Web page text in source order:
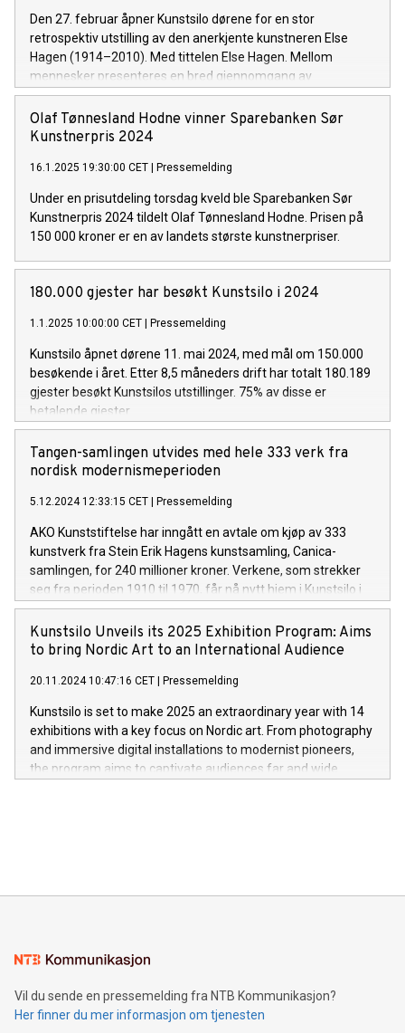
Den 27. februar åpner Kunstsilo dørene for en stor
retrospektiv utstilling av den anerkjente kunstneren Else
Hagen (1914–2010). Med tittelen Else Hagen. Mellom
mennesker presenteres en bred gjennomgang av
kunstnerskapet hennes, med et spesielt fokus på malerier
fra 1940- og 50-årene, samt grafiske verk og
materialarbeider.
Olaf Tønnesland Hodne vinner Sparebanken Sør
Kunstnerpris 2024
16.1.2025 19:30:00 CET | Pressemelding
Under en prisutdeling torsdag kveld ble Sparebanken Sør
Kunstnerpris 2024 tildelt Olaf Tønnesland Hodne. Prisen på
150 000 kroner er en av landets største kunstnerpriser.
180.000 gjester har besøkt Kunstsilo i 2024
1.1.2025 10:00:00 CET | Pressemelding
Kunstsilo åpnet dørene 11. mai 2024, med mål om 150.000
besøkende i året. Etter 8,5 måneders drift har totalt 180.189
gjester besøkt Kunstsilos utstillinger. 75% av disse er
betalende gjester.
Tangen-samlingen utvides med hele 333 verk fra
nordisk modernismeperioden
5.12.2024 12:33:15 CET | Pressemelding
AKO Kunststiftelse har inngått en avtale om kjøp av 333
kunstverk fra Stein Erik Hagens kunstsamling, Canica-
samlingen, for 240 millioner kroner. Verkene, som strekker
seg fra perioden 1910 til 1970, får nå nytt hjem i Kunstsilo i
Kristiansand som del av Tangen-samlingen, som er verdens
største samling av nordisk modernisme.
Kunstsilo Unveils its 2025 Exhibition Program: Aims
to bring Nordic Art to an International Audience
20.11.2024 10:47:16 CET | Pressemelding
Kunstsilo is set to make 2025 an extraordinary year with 14
exhibitions with a key focus on Nordic art. From photography
and immersive digital installations to modernist pioneers,
the program aims to captivate audiences far and wide.
Vil du sende en pressemelding fra NTB Kommunikasjon?
Her finner du mer informasjon om tjenesten